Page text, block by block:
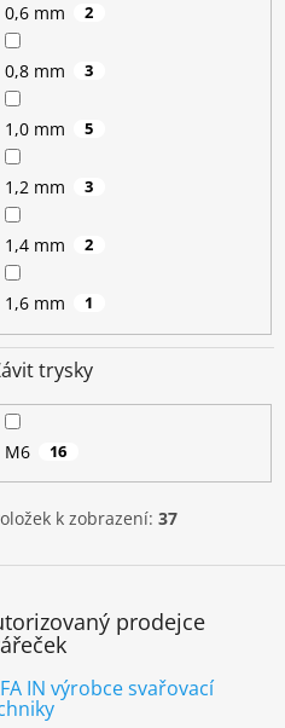
0,6 mm 2
0,8 mm 3
1,0 mm 5
1,2 mm 3
1,4 mm 2
1,6 mm 1
trysky
M6 16
k zobrazení: 37
prodejce
IN výrobce svařovací